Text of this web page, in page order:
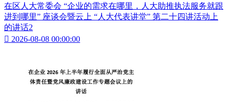
在区人大常委会 “企业的需求在哪里，人大助推执法服务就跟
进到哪里” 座谈会暨云上 “人大代表讲堂” 第二十四讲活动上
的讲话2
 2026-08-08 00:00:00